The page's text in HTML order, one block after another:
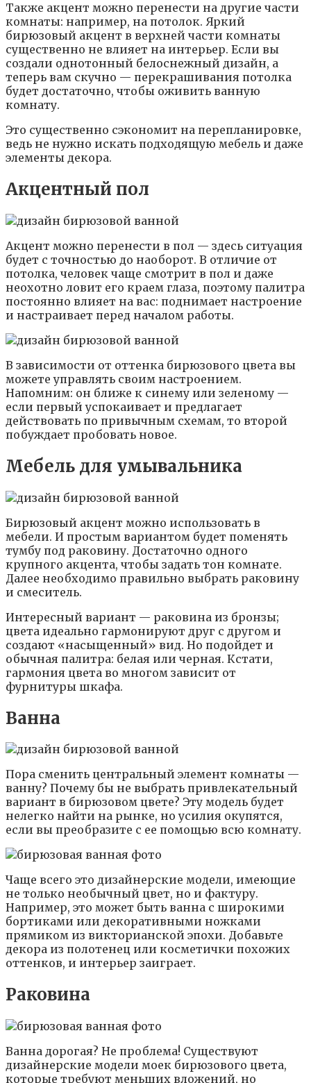
Также акцент можно перенести на другие части
комнаты: например, на потолок. Яркий
бирюзовый акцент в верхней части комнаты
существенно не влияет на интерьер. Если вы
создали однотонный белоснежный дизайн, а
теперь вам скучно — перекрашивания потолка
будет достаточно, чтобы оживить ванную
комнату.
Это существенно сэкономит на перепланировке,
ведь не нужно искать подходящую мебель и даже
элементы декора.
Акцентный пол
Акцент можно перенести в пол — здесь ситуация
будет с точностью до наоборот. В отличие от
потолка, человек чаще смотрит в пол и даже
неохотно ловит его краем глаза, поэтому палитра
постоянно влияет на вас: поднимает настроение
и настраивает перед началом работы.
В зависимости от оттенка бирюзового цвета вы
можете управлять своим настроением.
Напомним: он ближе к синему или зеленому —
если первый успокаивает и предлагает
действовать по привычным схемам, то второй
побуждает пробовать новое.
Мебель для умывальника
Бирюзовый акцент можно использовать в
мебели. И простым вариантом будет поменять
тумбу под раковину. Достаточно одного
крупного акцента, чтобы задать тон комнате.
Далее необходимо правильно выбрать раковину
и смеситель.
Интересный вариант — раковина из бронзы;
цвета идеально гармонируют друг с другом и
создают «насыщенный» вид. Но подойдет и
обычная палитра: белая или черная. Кстати,
гармония цвета во многом зависит от
фурнитуры шкафа.
Ванна
Пора сменить центральный элемент комнаты —
ванну? Почему бы не выбрать привлекательный
вариант в бирюзовом цвете? Эту модель будет
нелегко найти на рынке, но усилия окупятся,
если вы преобразите с ее помощью всю комнату.
Чаще всего это дизайнерские модели, имеющие
не только необычный цвет, но и фактуру.
Например, это может быть ванна с широкими
бортиками или декоративными ножками
прямиком из викторианской эпохи. Добавьте
декора из полотенец или косметички похожих
оттенков, и интерьер заиграет.
Раковина
Ванна дорогая? Не проблема! Существуют
дизайнерские модели моек бирюзового цвета,
которые требуют меньших вложений, но